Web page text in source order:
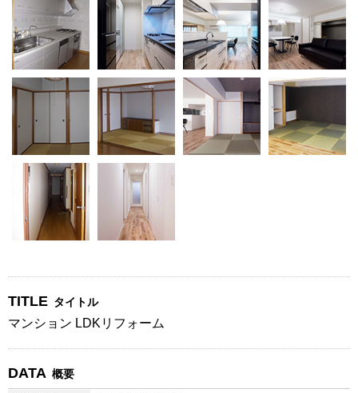
TITLE タイトル
マンション LDKリフォーム
DATA 概要